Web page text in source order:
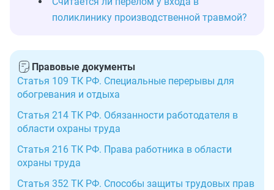
поликлинику производственной травмой?
Правовые документы
Статья 109 ТК РФ. Специальные перерывы для
обогревания и отдыха
Статья 214 ТК РФ. Обязанности работодателя в
области охраны труда
Статья 216 ТК РФ. Права работника в области
охраны труда
Статья 352 ТК РФ. Способы защиты трудовых прав